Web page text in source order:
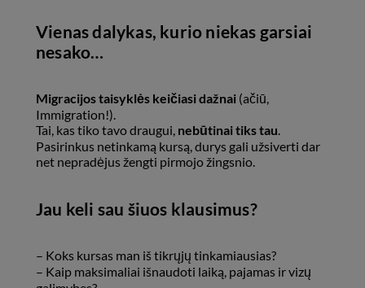
Vienas dalykas, kurio niekas garsiai
nesako…
Migracijos taisyklės keičiasi dažnai (ačiū,
Immigration!).
Tai, kas tiko tavo draugui, nebūtinai tiks tau.
Pasirinkus netinkamą kursą, durys gali užsiverti dar
net nepradėjus žengti pirmojo žingsnio.
Jau keli sau šiuos klausimus?
– Koks kursas man iš tikrųjų tinkamiausias?
– Kaip maksimaliai išnaudoti laiką, pajamas ir vizų